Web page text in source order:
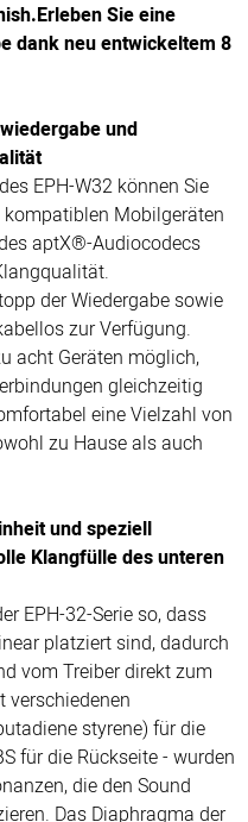
Sie eine
dank neu entwickeltem 8
und
EPH-W32 können Sie
Mobilgeräten
aptX®-Audiocodecs
der Wiedergabe sowie
zur Verfügung.
acht Geräten möglich,
gleichzeitig
eine Vielzahl von
zu Hause als auch
und speziell
Klangfülle des unteren
EPH-32-Serie so, dass
platziert sind, dadurch
vom Treiber direkt zum
styrene) für die
für die Rückseite - wurden
die den Sound
Das Diaphragma der